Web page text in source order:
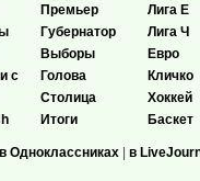
с
Премьер
Губернатор
Выборы
Голова
Столица
Итоги
Лига Е
Лига Ч
Евро
Кличко
Хоккей
Баскет
в Одноклассниках | в